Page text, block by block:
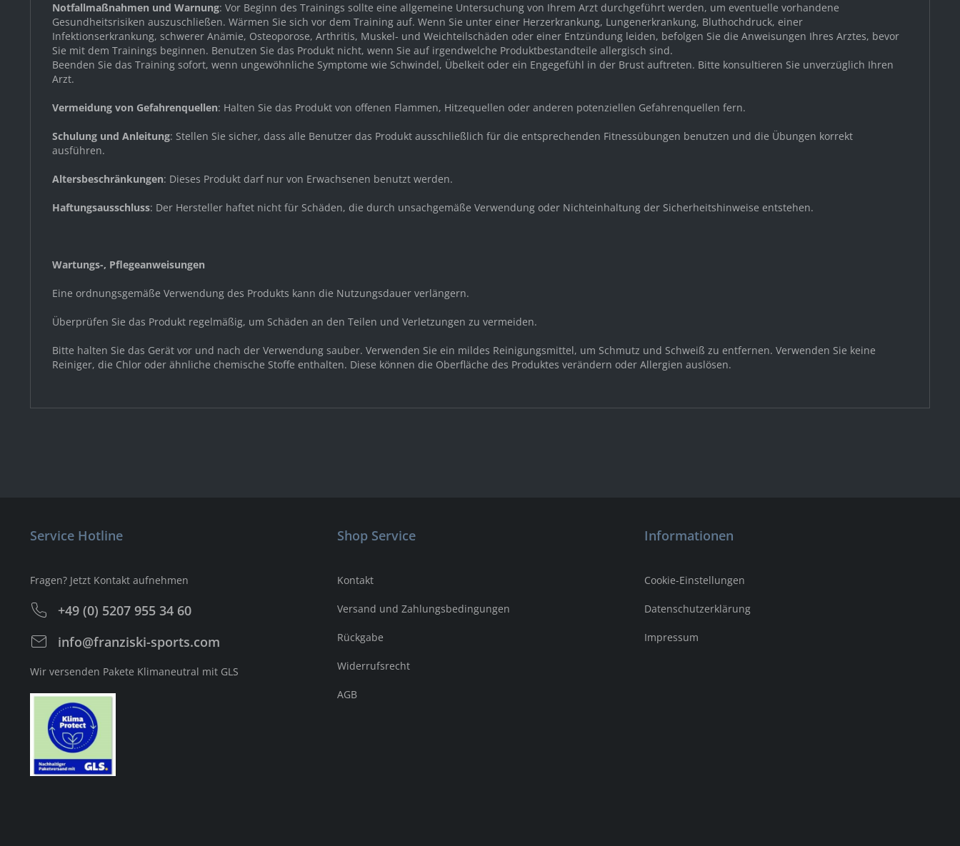
Notfallmaßnahmen und Warnung: Vor Beginn des Trainings sollte eine allgemeine Untersuchung von Ihrem Arzt durchgeführt werden, um eventuelle vorhandene
Gesundheitsrisiken auszuschließen. Wärmen Sie sich vor dem Training auf. Wenn Sie unter einer Herzerkrankung, Lungenerkrankung, Bluthochdruck, einer
Infektionserkrankung, schwerer Anämie, Osteoporose, Arthritis, Muskel- und Weichteilschäden oder einer Entzündung leiden, befolgen Sie die Anweisungen Ihres Arztes, bevor
Sie mit dem Trainings beginnen. Benutzen Sie das Produkt nicht, wenn Sie auf irgendwelche Produktbestandteile allergisch sind.
Beenden Sie das Training sofort, wenn ungewöhnliche Symptome wie Schwindel, Übelkeit oder ein Engegefühl in der Brust auftreten. Bitte konsultieren Sie unverzüglich Ihren
Arzt.
Vermeidung von Gefahrenquellen: Halten Sie das Produkt von offenen Flammen, Hitzequellen oder anderen potenziellen Gefahrenquellen fern.
Schulung und Anleitung: Stellen Sie sicher, dass alle Benutzer das Produkt ausschließlich für die entsprechenden Fitnessübungen benutzen und die Übungen korrekt
ausführen.
Altersbeschränkungen: Dieses Produkt darf nur von Erwachsenen benutzt werden.
Haftungsausschluss: Der Hersteller haftet nicht für Schäden, die durch unsachgemäße Verwendung oder Nichteinhaltung der Sicherheitshinweise entstehen.
Wartungs-, Pflegeanweisungen
Eine ordnungsgemäße Verwendung des Produkts kann die Nutzungsdauer verlängern.
Überprüfen Sie das Produkt regelmäßig, um Schäden an den Teilen und Verletzungen zu vermeiden.
Bitte halten Sie das Gerät vor und nach der Verwendung sauber. Verwenden Sie ein mildes Reinigungsmittel, um Schmutz und Schweiß zu entfernen. Verwenden Sie keine
Reiniger, die Chlor oder ähnliche chemische Stoffe enthalten. Diese können die Oberfläche des Produktes verändern oder Allergien auslösen.
Service Hotline
Fragen? Jetzt Kontakt aufnehmen
+49 (0) 5207 955 34 60
info@franziski-sports.com
Wir versenden Pakete Klimaneutral mit GLS
Shop Service
Kontakt
Versand und Zahlungsbedingungen
Rückgabe
Widerrufsrecht
AGB
Informationen
Cookie-Einstellungen
Datenschutzerklärung
Impressum